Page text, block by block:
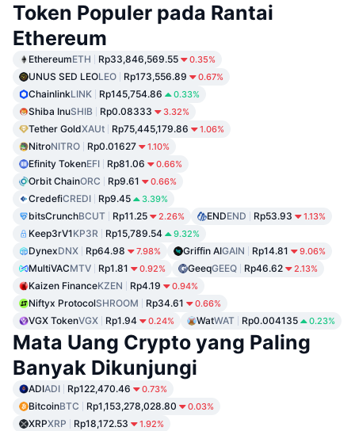
Token Populer pada Rantai
Ethereum
EthereumETH Rp33,846,569.55 0.35%
UNUS SED LEOLEO Rp173,556.89 0.67%
ChainlinkLINK Rp145,754.86 0.33%
Shiba InuSHIB Rp0.08333 3.32%
Tether GoldXAUt Rp75,445,179.86 1.06%
NitroNITRO Rp0.01627 1.10%
Efinity TokenEFI Rp81.06 0.66%
Orbit ChainORC Rp9.61 0.66%
CredefiCREDI Rp9.45 3.39%
bitsCrunchBCUT Rp11.25 2.26% ENDEND Rp53.93 1.13%
Keep3rV1KP3R Rp15,789.54 9.32%
DynexDNX Rp64.98 7.98% Griffin AIGAIN Rp14.81 9.06%
MultiVACMTV Rp1.81 0.92% GeeqGEEQ Rp46.62 2.13%
Kaizen FinanceKZEN Rp4.19 0.94%
Niftyx ProtocolSHROOM Rp34.61 0.66%
VGX TokenVGX Rp1.94 0.24% WatWAT Rp0.004135 0.23%
Mata Uang Crypto yang Paling
Banyak Dikunjungi
ADIADI Rp122,470.46 0.73%
BitcoinBTC Rp1,153,278,028.80 0.03%
XRPXRP Rp18,172.53 1.92%